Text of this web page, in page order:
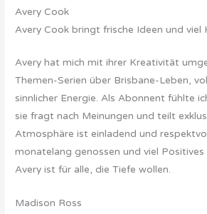
Avery Cook
Avery Cook bringt frische Ideen und viel
Avery hat mich mit ihrer Kreativität
Themen-Serien über Brisbane-Leben,
sinnlicher Energie. Als Abonnent fühlte
sie fragt nach Meinungen und teilt
Atmosphäre ist einladend und
monatelang genossen und viel
Avery ist für alle, die Tiefe wollen.
Madison Ross